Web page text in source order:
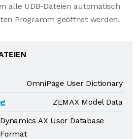
alle UDB-Dateien automatisch
Programm geöffnet werden.
OmniPage User Dictionary
ZEMAX Model Data
Dynamics AX User Database
Format